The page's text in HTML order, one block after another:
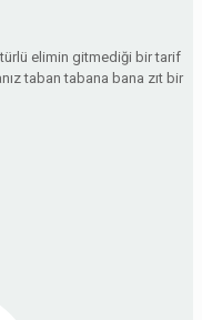
elimin gitmediği bir tarif
taban tabana bana zıt bir